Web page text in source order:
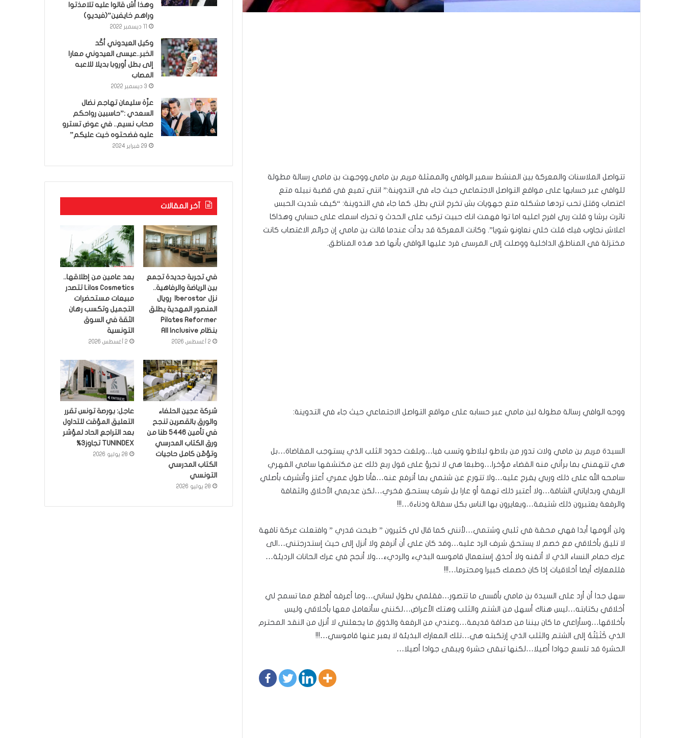
تتواصل الملاسنات والمعركة بين المنشط سمير الوافي والممثلة مريم بن مامي.ووجهت بن مامي رسالة مطولة
للوافي عبر حسابها على مواقع التواصل الاجتماعي حيث جاء في التدوينة:” انتي تميع في قضية نبيله متع
اغتصاب وقتل تحب تردها مشكله متع جهويات بش تخرج انتي بطل. كما جاء في التدوينة: “كيف شديت الحبس
تاثرت برشا و قلت ربي افرج اعليه اما توا فهمت انك حبيت تركب على الحدث و تحرك اسمك على حسابي وهذاكا
اعلاش نجاوب فيك قلت خلي نعاونو شويا”. وكانت المعركة قد بدأت عندما قالت بن مامي إن جرائم الاغتصاب كانت
مختزلة في المناطق الداخلية ووصلت إلى المرسى فرد عليها الوافي بأنها ضد هذه المناطق.
ووجه الوافي رسالة مطولة لبن مامي عبر حسابه على مواقع التواصل الاجتماعي حيث جاء في التدوينة:
السيدة مريم بن مامي ولات تدور من بلاطو لبلاطو وتسب فيا…وبلغت حدود الثلب الذي يستوجب المقاضاة…بل
هي تتهمني بما برأني منه القضاء مؤخرا…وطبعا هي لا تجرؤ على قول ربع ذلك عن مكتشفها سامي الفهري
سامحه الله على ذلك وربي يفرج عليه…ولا تتورع عن شتمي بما أترفع عنه…فأنا طول عمري أعتز وأتشرف بأصلي
الريفي وبداياتي الشاقة…ولا أعتبر ذلك تهمة أو عارا بل شرف يستحق فخري…لكن عديمي الأخلاق والثقافة
والرفعة يعتبرون ذلك شتيمة…ويعايرون بها الناس بكل سفالة ودناءة…!!!
ولن ألومها أبدا فهي محقة في ثلبي وشتمي…لأنني كما قال لي كثيرون ” طيحت قدري ” وافتعلت عركة تافهة
لا تليق بأخلاقي مع خصم لا يستحق شرف الرد عليه…وقد كان علي أن أترفع ولا أنزل إلى حيث إستدرجتني…الى
عرك حمام النساء الذي لا أتقنه ولا أحذق إستعمال قاموسه البذيء والرديء…ولا أنجح في عرك الحانات الرديئة…
فللمعارك أيضا أخلاقيات إذا كان خصمك كبيرا ومحترما…!!!
سهل جدا أن أرد على السيدة بن مامي بأقسى ما تتصور…فقلمي بطول لساني…وما أعرفه أفظع مما تسمح لي
أخلاقي بكتابته…ليس هناك أسهل من الشتم والثلب وهتك الأعراض…لكنني سأتعامل معها بأخلاقي وليس
بأخلاقها…وسأراعي ما كان بيننا من صداقة قديمة…وعندي من الرفعة والذوق ما يجعلني لا أنزل من النقد المحترم
الذي كَتَبْتُهُ إلى الشتم والثلب الذي إرتكبته هي…تلك المعارك البذيئة لا يعبر عنها قاموسي…!!!
الحشرة قد تلسع جوادا أصيلا…لكنها تبقى حشرة ويبقى جوادا أصيلا…
وهذا أش قالوا عليه تلامذتوا
وراهم خايفين”(فيديو)
وكيل العيدوني أكّد
الخبر..عيسى العيدوني معارا
إلى بطل أوروبا بديلا للاعبه
المصاب
3 ديسمبر 2022
عزّة سليمان تهاجم نضال
السعدي :”حاسبين رواحكم
صحاب نسيم.. في عوض تسترو
عليه فضحتوه خيت عليكم”
29 فبراير 2024
آخر المقالات
في تجربة جديدة تجمع
بين الرياضة والرفاهية..
نزل Iberostar رويال
المنصور المهدية يطلق
Pilates Reformer
بنظام All Inclusive
2 أغسطس 2026
بعد عامين من إطلاقها..
Lilas Cosmetics تتصدر
مبيعات مستحضرات
التجميل وتكسب رهان
الثقة في السوق
التونسية
2 أغسطس 2026
شركة عجين الحلفاء
والورق بالقصرين تنجح
في تأمين 5446 طنا من
ورق الكتاب المدرسي
وتؤمّن كامل حاجيات
الكتاب المدرسي
التونسي
28 يوليو 2026
عاجل: بورصة تونس تقرر
التعليق المؤقت للتداول
بعد التراجع الحاد لمؤشر
TUNINDEX تجاوز3%
28 يوليو 2026